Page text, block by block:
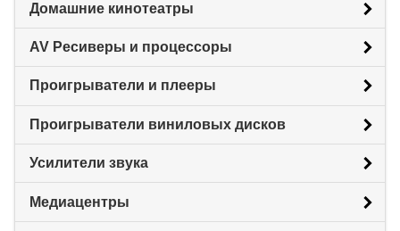
Домашние кинотеатры
AV Ресиверы и процессоры
Проигрыватели и плееры
Проигрыватели виниловых дисков
Усилители звука
Медиацентры